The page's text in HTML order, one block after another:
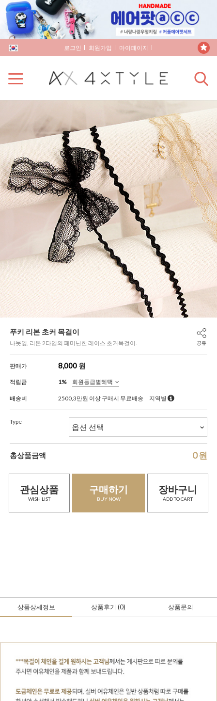
로그인 회원가입 마이페이지
푸키 리본 초커 목걸이
나뭇잎, 리본 2타입의 페미닌한 레이스 초커목걸이. 공유
판매가 8,000 원
적립금 1% 회원등급별혜택
배송비 2500,3만원 이상 구매시 무료배송 지역별
Type
총상품금액 0원
관심상품
WISH LIST
구매하기
BUY NOW
장바구니
ADD TO CART
상품상세정보 상품후기 (0) 상품문의